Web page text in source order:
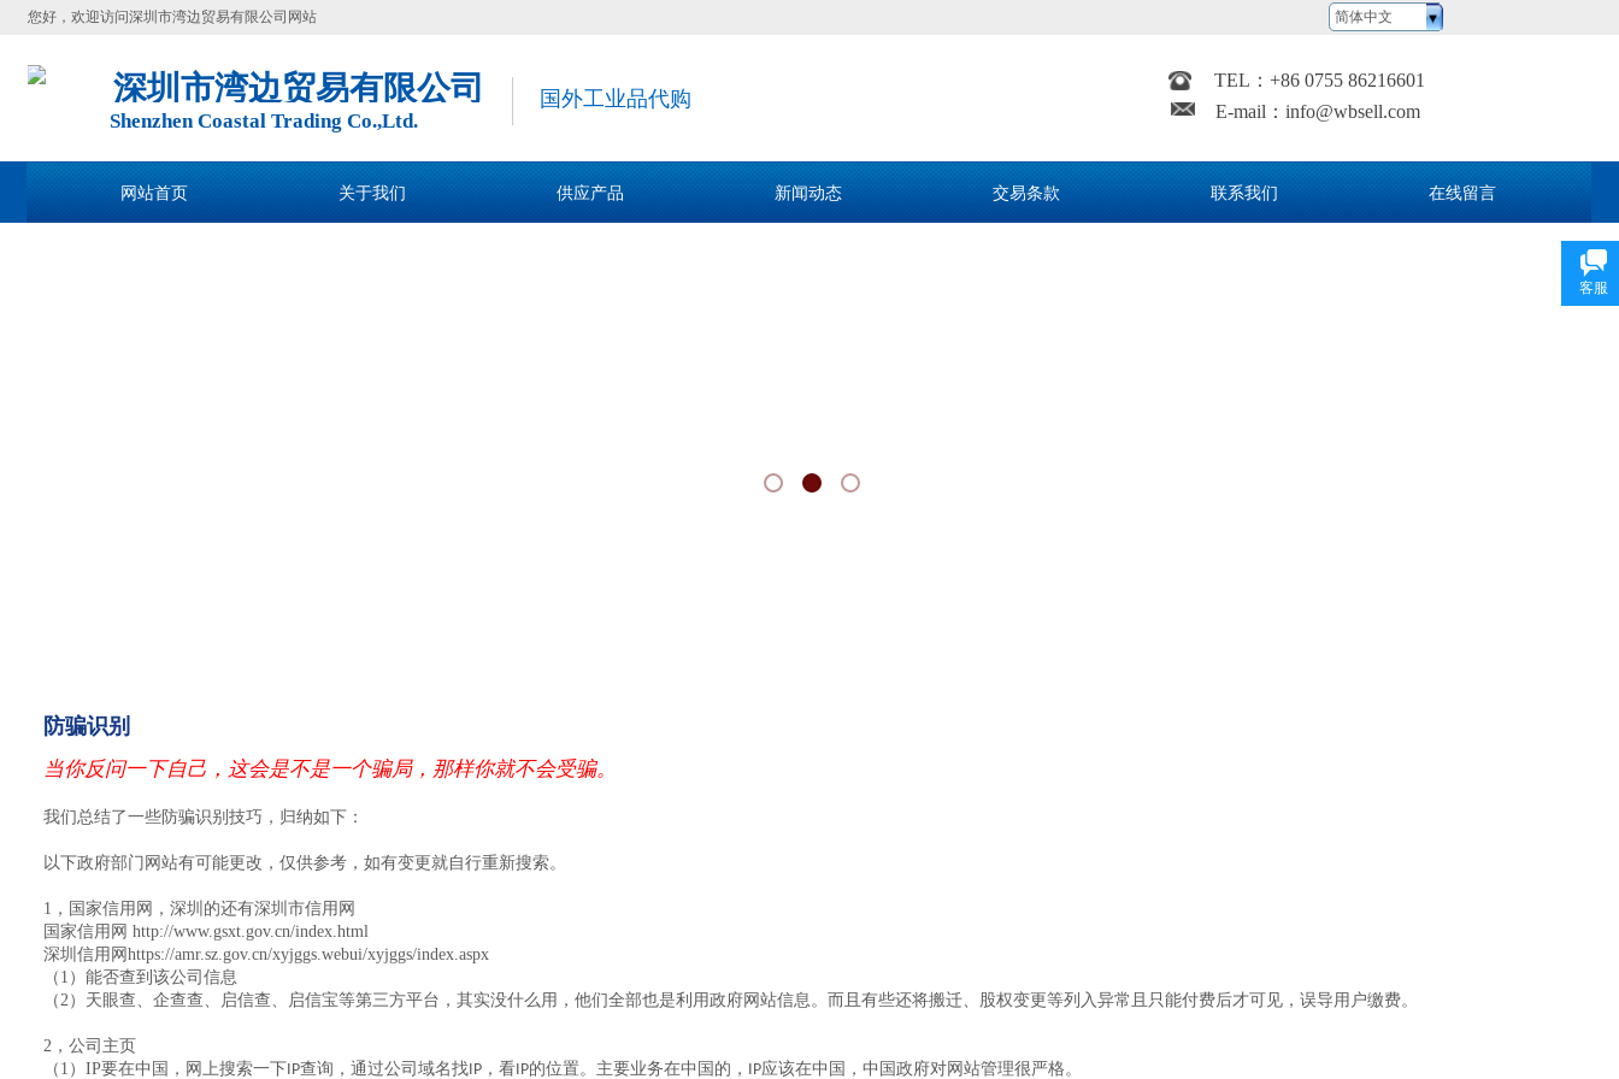
简体中文
您好，欢迎访问深圳市湾边贸易有限公司网站
国外工业品代购
深圳市湾边贸易有限公司 TEL： +86 0755 86216601
E-mail： info@wbsell.com
Shenzhen Coastal Trading Co.,Ltd.
网站首页 关于我们 供应产品 新闻动态 交易条款 联系我们 在线留言
防骗识别
当你反问一下自己，这会是不是一个骗局，那样你就不会受骗。
我们总结了一些防骗识别技巧，归纳如下：
以下政府部门网站有可能更改，仅供参考，如有变更就自行重新搜索。
1， 国家信用网，深圳的还有深圳市信用网
国家信用网 http://www.gsxt.gov.cn/index.html
深圳信用网 https://amr.sz.gov.cn/xyjggs.webui/xyjggs/index.aspx
（1） 能否查到该公司信息
（2） 天眼查、企查查、启信查、启信宝等第三方平台，其实没什么用，他们全部也是利用政府网站信息。而且有些还将搬迁、股权变更等列入异常且只能付费后才可见，误导用户缴费。
2， 公司主页
（1） IP要在中国，网上搜索一下IP查询，通过公司域名找IP ，看IP的位置。主要业务在中国的， IP应该在中国，中国政府对网站管理很严格。
客服